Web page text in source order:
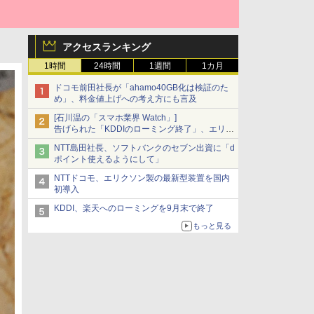
アクセスランキング
1時間 24時間 1週間 1カ月
ドコモ前田社長が「ahamo40GB化は検証のた
め」、料金値上げへの考え方にも言及
[石川温の「スマホ業界 Watch」]
告げられた「KDDIのローミング終了」、エリア
マップの落とし穴と楽天モバイルの課題
NTT島田社長、ソフトバンクのセブン出資に「d
ポイント使えるようにして」
NTTドコモ、エリクソン製の最新型装置を国内
初導入
KDDI、楽天へのローミングを9月末で終了
もっと見る